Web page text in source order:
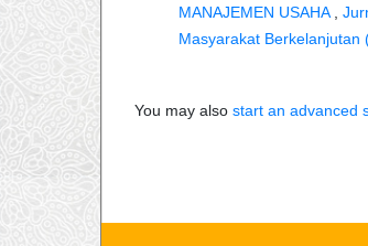
MANAJEMEN USAHA,
Masyarakat Berkelanjutan
You may also start an advanced